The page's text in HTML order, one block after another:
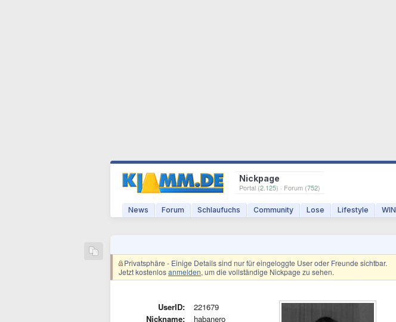
Nickpage
Portal (2.125) · Forum (752)
News Forum Schlaufuchs Community Lose Lifestyle WIN
Privatsphäre - Einige Details sind nur für eingeloggte User oder Freunde sichtbar.
Jetzt kostenlosanmelden, um die vollständige Nickpage zu sehen.
UserID:
221679
Nickname:
habanero